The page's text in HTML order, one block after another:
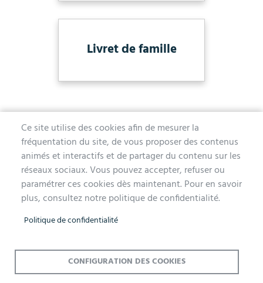
Livret de famille
Ce site utilise des cookies afin de mesurer la
fréquentation du site, de vous proposer des contenus
animés et interactifs et de partager du contenu sur les
réseaux sociaux. Vous pouvez accepter, refuser ou
paramétrer ces cookies dès maintenant. Pour en savoir
plus, consultez notre politique de confidentialité.
Politique de confidentialité
CONFIGURATION DES COOKIES
MAIRIE D'AUBERGENVILLE
1 avenue de la Division Leclerc
78410 Aubergenville
Tél. 01 30 90 45 00
Lundi, mercredi, jeudi et vendredi de 9h à 12h et de 14h à 17h
Le samedi de 9h à 12h (Accueil et État-Civil)